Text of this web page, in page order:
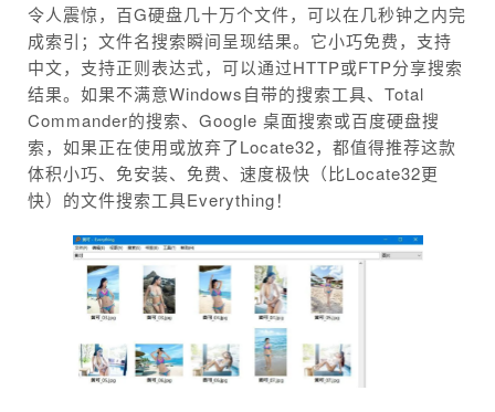
令人震惊，百G硬盘几十万个文件，可以在几秒钟之内完
成索引；文件名搜索瞬间呈现结果。它小巧免费，支持
中文，支持正则表达式，可以通过HTTP或FTP分享搜索
结果。如果不满意Windows自带的搜索工具、Total
Commander的搜索、Google 桌面搜索或百度硬盘搜
索，如果正在使用或放弃了Locate32，都值得推荐这款
体积小巧、免安装、免费、速度极快（比Locate32更
快）的文件搜索工具Everything！